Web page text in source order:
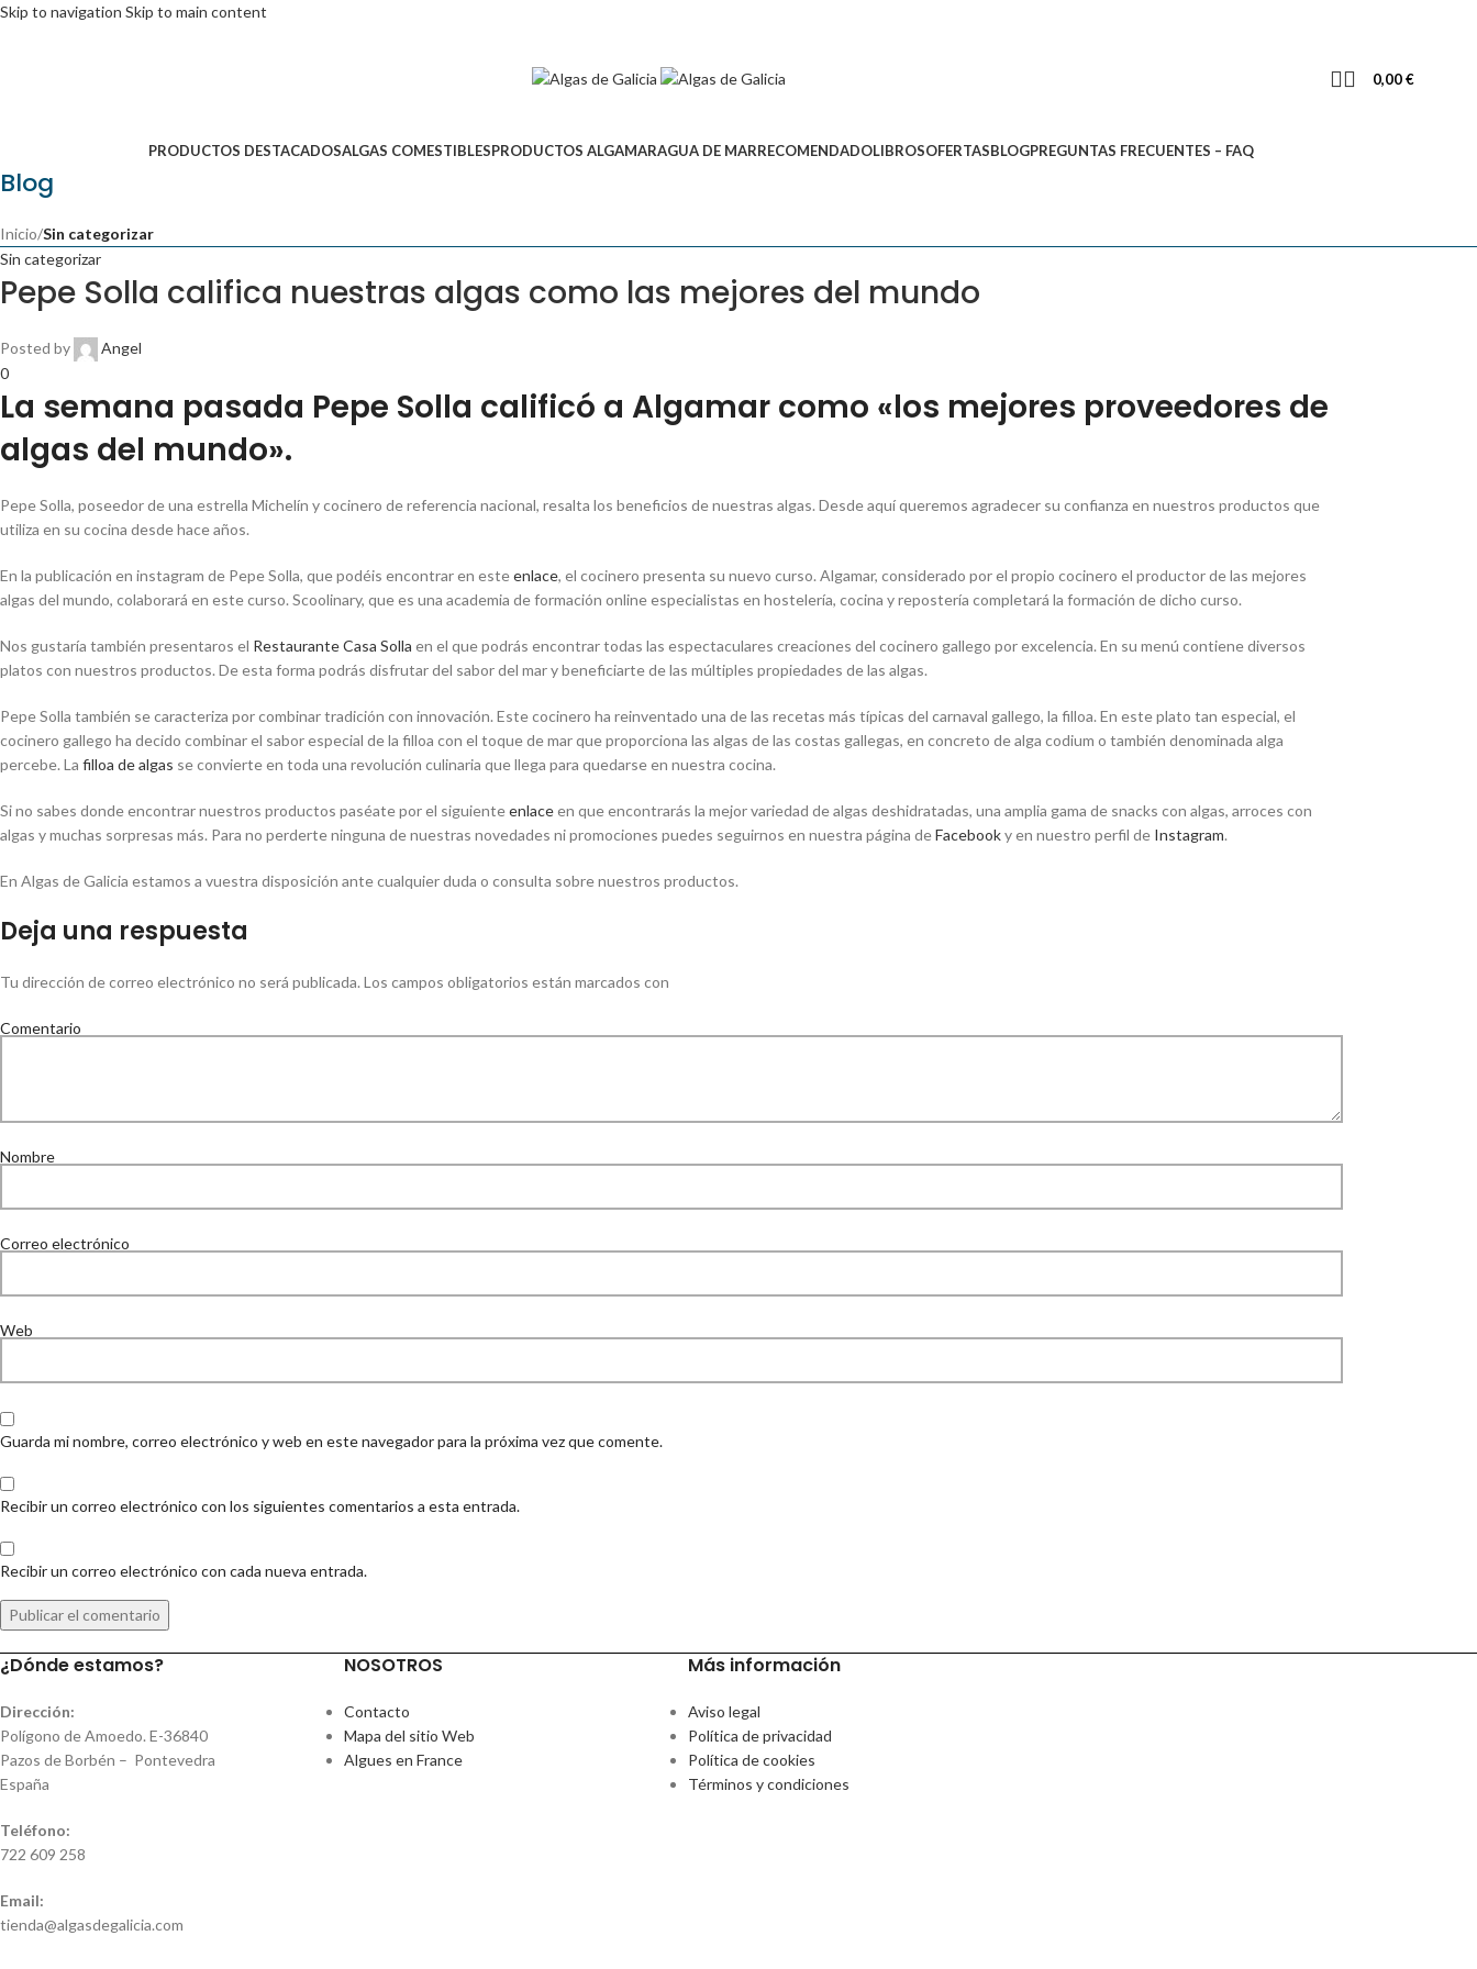
Skip to navigation Skip to main content
0,00€
PRODUCTOS DESTACADOSALGAS COMESTIBLESPRODUCTOS ALGAMARAGUA DE MARRECOMENDADOLIBROSOFERTASBLOGPREGUNTAS FRECUENTES – FAQ
Blog
Inicio/Sin categorizar
Sin categorizar
Pepe Solla califica nuestras algas como las mejores del mundo
Posted by
Angel
0
La semana pasada Pepe Solla calificó a Algamar como «los mejores proveedores de
algas del mundo».
Pepe Solla, poseedor de una estrella Michelín y cocinero de referencia nacional, resalta los beneficios de nuestras algas. Desde aquí queremos agradecer su confianza en nuestros productos que
utiliza en su cocina desde hace años.
En la publicación en instagram de Pepe Solla, que podéis encontrar en esteenlace, el cocinero presenta su nuevo curso. Algamar, considerado por el propio cocinero el productor de las mejores
algas del mundo, colaborará en este curso. Scoolinary, que es una academia de formación online especialistas en hostelería, cocina y repostería completará la formación de dicho curso.
Nos gustaría también presentaros el Restaurante Casa Solla en el que podrás encontrar todas las espectaculares creaciones del cocinero gallego por excelencia. En su menú contiene diversos
platos con nuestros productos. De esta forma podrás disfrutar del sabor del mar y beneficiarte de las múltiples propiedades de las algas.
Pepe Solla también se caracteriza por combinar tradición con innovación. Este cocinero ha reinventado una de las recetas más típicas del carnaval gallego, la filloa. En este plato tan especial, el
cocinero gallego ha decido combinar el sabor especial de la filloa con el toque de mar que proporciona las algas de las costas gallegas, en concreto de alga codium o también denominada alga
percebe. La filloa de algas se convierte en toda una revolución culinaria que llega para quedarse en nuestra cocina.
Si no sabes donde encontrar nuestros productos paséate por el siguienteenlaceen que encontrarás la mejor variedad de algas deshidratadas, una amplia gama de snacks con algas, arroces con
algas y muchas sorpresas más. Para no perderte ninguna de nuestras novedades ni promociones puedes seguirnos en nuestra página deFacebooky en nuestro perfil de Instagram.
En Algas de Galicia estamos a vuestra disposición ante cualquier duda o consulta sobre nuestros productos.
Deja una respuesta
Tu dirección de correo electrónico no será publicada.Los campos obligatorios están marcados con
Comentario
Nombre
Correo electrónico
Web
Guarda mi nombre, correo electrónico y web en este navegador para la próxima vez que comente.
Recibir un correo electrónico con los siguientes comentarios a esta entrada.
Recibir un correo electrónico con cada nueva entrada.
¿Dónde estamos?
Dirección:
Polígono de Amoedo. E-36840
Pazos de Borbén – Pontevedra
España
Teléfono:
722 609 258
Email:
tienda@algasdegalicia.com
NOSOTROS
Contacto
Mapa del sitio Web
Algues en France
Más información
Aviso legal
Política de privacidad
Política de cookies
Términos y condiciones